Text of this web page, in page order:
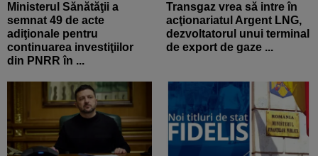
Ministerul Sănătăţii a
semnat 49 de acte
adiţionale pentru
continuarea investiţiilor
din PNRR în ...
Transgaz vrea să intre în
acţionariatul Argent LNG,
dezvoltatorul unui terminal
de export de gaze ...